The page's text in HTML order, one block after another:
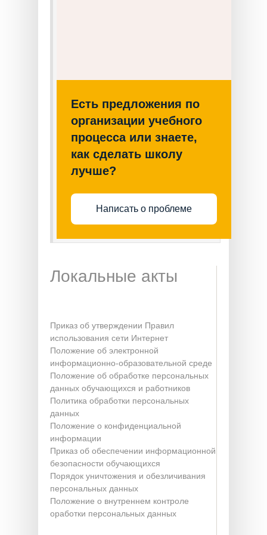
Есть предложения по
организации учебного
процесса или знаете,
как сделать школу
лучше?
Написать о проблеме
Локальные акты
Приказ об утверждении Правил
использования сети Интернет
Положение об электронной
информационно-образовательной среде
Положение об обработке персональных
данных обучающихся и работников
Политика обработки персональных
данных
Положение о конфиденциальной
информации
Приказ об обеспечении информационной
безопасности обучающихся
Порядок уничтожения и обезличивания
персональных данных
Положение о внутреннем контроле
оработки персональных данных